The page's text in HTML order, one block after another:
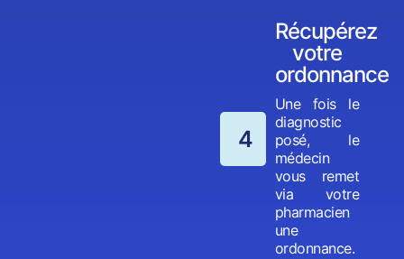
4
Récupérez
votre
ordonnance
Une fois le
diagnostic
posé, le
médecin
vous remet
via votre
pharmacien
une
ordonnance.